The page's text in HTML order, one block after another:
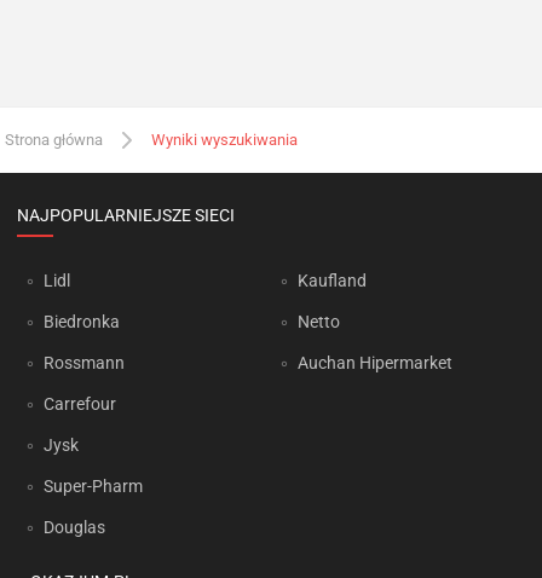
Strona główna Wyniki wyszukiwania
NAJPOPULARNIEJSZE SIECI
Lidl
Biedronka
Rossmann
Carrefour
Jysk
Super-Pharm
Douglas
Kaufland
Netto
Auchan Hipermarket